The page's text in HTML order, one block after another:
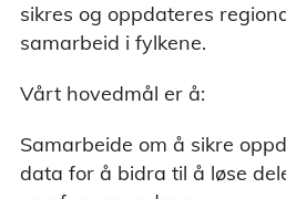
sikres og oppdateres
samarbeid i fylkene.
Vårt hovedmål er å:
Samarbeide om å sikre
data for å bidra til å løse